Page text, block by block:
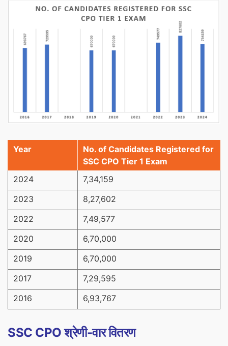
Year
No. of Candidates Registered for
SSC CPO Tier 1 Exam
2024
7,34,159
2023
8,27,602
2022
7,49,577
2020
6,70,000
2019
6,70,000
2017
7,29,595
2016
6,93,767
SSC CPO श्रेणी-वार वितरण